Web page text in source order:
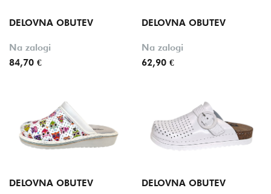
DELOVNA OBUTEV
Na zalogi
84,70 €
DELOVNA OBUTEV
Na zalogi
62,90 €
DELOVNA OBUTEV DELOVNA OBUTEV